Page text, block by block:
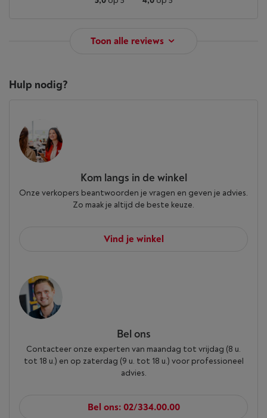
Toon alle reviews
Hulp nodig?
Kom langs in de winkel
Onze verkopers beantwoorden je vragen en geven je advies.
Zo maak je altijd de beste keuze.
Vind je winkel
Bel ons
Contacteer onze experten van maandag tot vrijdag (8 u.
tot 18 u.) en op zaterdag (9 u. tot 18 u.) voor professioneel
advies.
Bel ons: 02/334.00.00